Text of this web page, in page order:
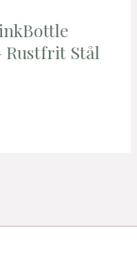
Rustfrit Stål